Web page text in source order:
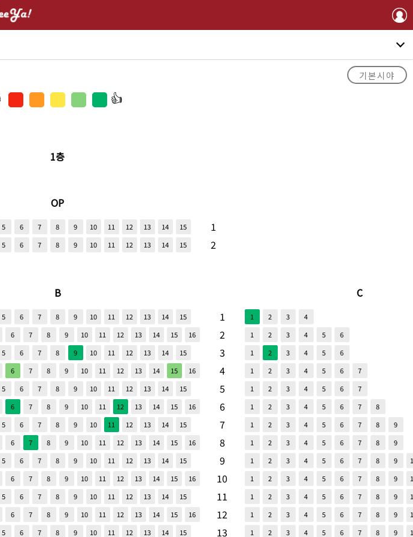
기본시야
1층
OP
5 6 7 8 9 10 11 12 13 14
15
5 6 7 8 9 10 11 12 13 14 15
1
2
B
5 6 7 8 9 10 11 12 13 14
15
6 7 8 9 10 11 12 13 14 15
16
5 6 7 8 9 10 11 12 13 14
15
6 7 8 9 10 11 12 13 14 15
16
5 6 7 8 9 10 11 12 13 14
15
6 7 8 9 10 11 12 13 14 15
16
5 6 7 8 9 10 11 12 13 14
15
6 7 8 9 10 11 12 13 14 15
16
5 6 7 8 9 10 11 12 13 14
15
6 7 8 9 10 11 12 13 14 15
16
5 6 7 8 9 10 11 12 13 14
15
6 7 8 9 10 11 12 13 14 15
16
5 6 7 8 9 10 11 12 13 14 15
1
2
3
4
5
6
7
8
9
10
11
12
13
C
1 2 3
4
1
2 3 4 5
6
1
2 3 4 5
6
1
2 3 4 5 6
7
1
2 3 4 5 6
7
1
2 3 4 5 6 7
8
1
2 3 4 5 6 7 8
9
1
2 3 4 5 6 7 8
9
1
2 3 4 5 6 7 8 9
1
2 3 4 5 6 7 8 9
1
2 3 4 5 6 7 8 9
1
2 3 4 5 6 7 8 9
1
2 3 4 5 6 7 8 9